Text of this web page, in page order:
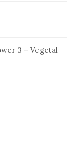
3 – Vegetal